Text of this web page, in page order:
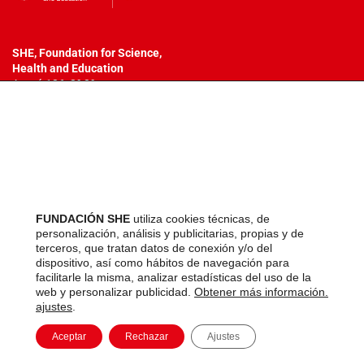
SHE, Foundation for Science,
Healthand Education
Aragó 186, 2º 3ª
programas, ni su incorporación a un sistema informático, ni su
transmisión en cualquier forma o por cualquier medio (electrónico,
mecánico, fotocopia, grabación u otros) sin autorización previa y por
escrito de los titulares del copyright. La infracción de dichos
derechos podrá constituir un delito contra la propiedad intelectual.
Aviso legal
FUNDACIÓN SHE utiliza cookies técnicas, de
personalización, análisis y publicitarias, propias y de
terceros, que tratan datos de conexión y/o del
dispositivo, así como hábitos de navegación para
facilitarle la misma, analizar estadísticas del uso de la
web y personalizar publicidad. Obtener más información.
ajustes
Aceptar Rechazar Ajustes